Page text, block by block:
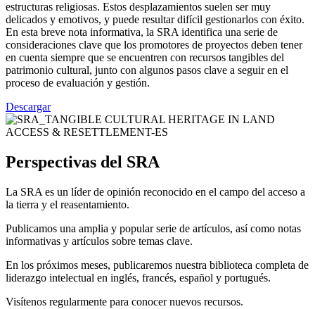
estructuras religiosas. Estos desplazamientos suelen ser muy
delicados y emotivos, y puede resultar difícil gestionarlos con éxito.
En esta breve nota informativa, la SRA identifica una serie de
consideraciones clave que los promotores de proyectos deben tener
en cuenta siempre que se encuentren con recursos tangibles del
patrimonio cultural, junto con algunos pasos clave a seguir en el
proceso de evaluación y gestión.
Descargar
Perspectivas del SRA
La SRA es un líder de opinión reconocido en el campo del acceso a
la tierra y el reasentamiento.
Publicamos una amplia y popular serie de artículos, así como notas
informativas y artículos sobre temas clave.
En los próximos meses, publicaremos nuestra biblioteca completa de
liderazgo intelectual en inglés, francés, español y portugués.
Visítenos regularmente para conocer nuevos recursos.